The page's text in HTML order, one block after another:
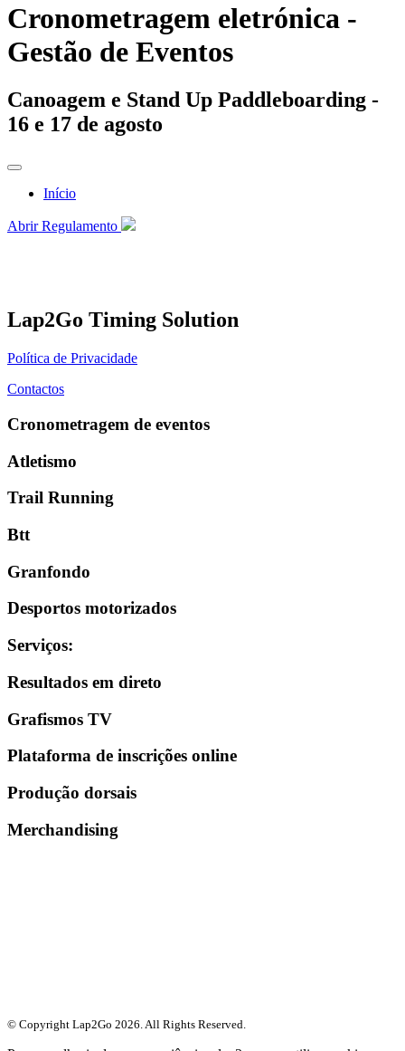
Cronometragem eletrónica -
Gestão de Eventos
Canoagem e Stand Up Paddleboarding -
16 e 17 de agosto
Início
Abrir Regulamento
Lap2Go Timing Solution
Política de Privacidade
Contactos
Cronometragem de eventos
Atletismo
Trail Running
Btt
Granfondo
Desportos motorizados
Serviços:
Resultados em direto
Grafismos TV
Plataforma de inscrições online
Produção dorsais
Merchandising
© Copyright Lap2Go 2026. All Rights Reserved.